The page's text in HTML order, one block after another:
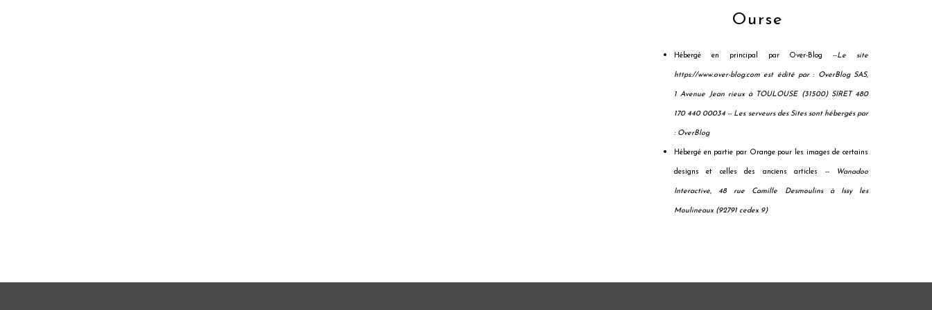
Ourse
Hébergé en principal par Over-Blog --Le site
https://www.over-blog.com est édité par : OverBlog SAS,
1 Avenue Jean rieux à TOULOUSE (31500) SIRET 480
170 440 00034 -- Les serveurs des Sites sont hébergés par
: OverBlog
Hébergé en partie par Orange pour les images de certains
designs et celles des anciens articles -- Wanadoo
Interactive, 48 rue Camille Desmoulins à Issy les
Moulineaux (92791 cedex 9)